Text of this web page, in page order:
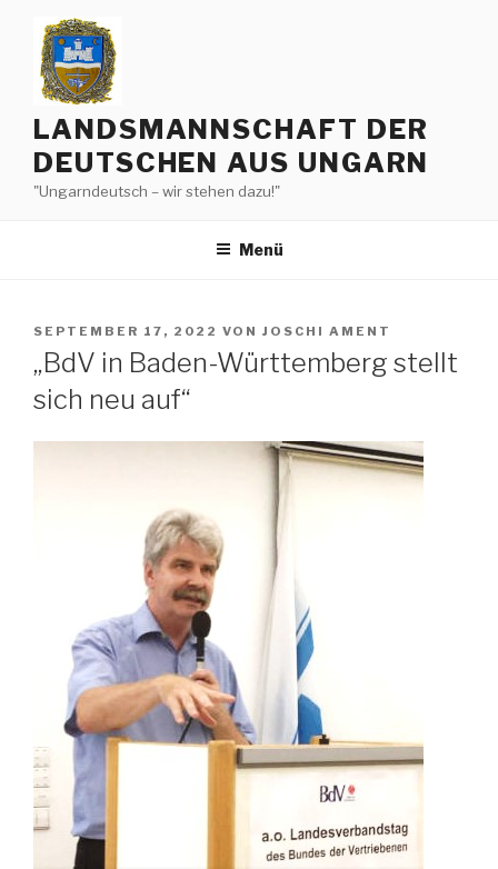
springen
LANDSMANNSCHAFT DER
DEUTSCHEN AUS UNGARN
"Ungarndeutsch – wir stehen dazu!"
Menü
VERÖFFENTLICHT
AM
SEPTEMBER 17, 2022 VON JOSCHI AMENT
„BdV in Baden-Württemberg stellt
sich neu auf“